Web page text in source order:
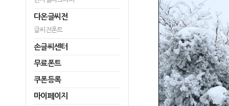
다온글씨전
글씨전폰트
손글씨센터
무료폰트
쿠폰등록
마이페이지